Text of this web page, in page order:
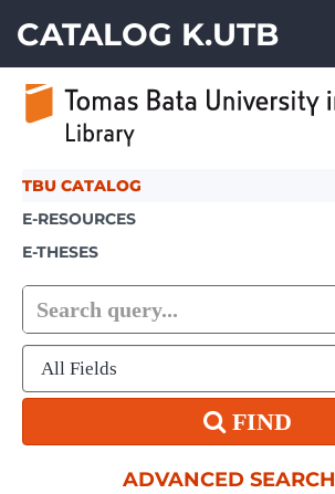
CATALOG K.UTB
TBU CATALOG
E-RESOURCES
E-THESES
FIND
ADVANCED SEARCH